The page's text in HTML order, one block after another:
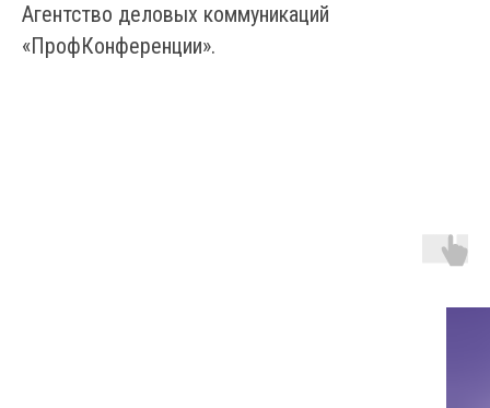
Агентство деловых коммуникаций
«ПрофКонференции».